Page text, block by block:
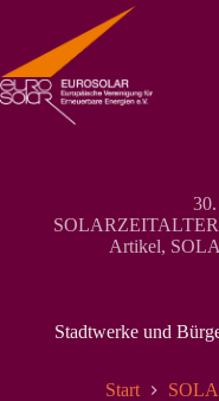
springen
SOLARZEITALTER
Artikel,
Stadtwerke und
Start